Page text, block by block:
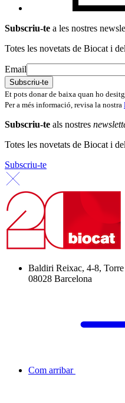
Subscriu-te a les nostres
Totes les novetats de Biocat i
Email
Et pots donar de baixa quan ho
Per a més informació, revisa la nostra
Subscriu-te als nostres
Totes les novetats de Biocat i
Subscriu-te
Baldiri Reixac, 4-8,
08028 Barcelona
Com arribar